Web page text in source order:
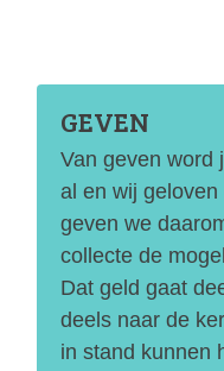
GEVEN
Van geven word
al en wij
geven we
collecte de
Dat geld gaat
deels naar de
in stand kunnen